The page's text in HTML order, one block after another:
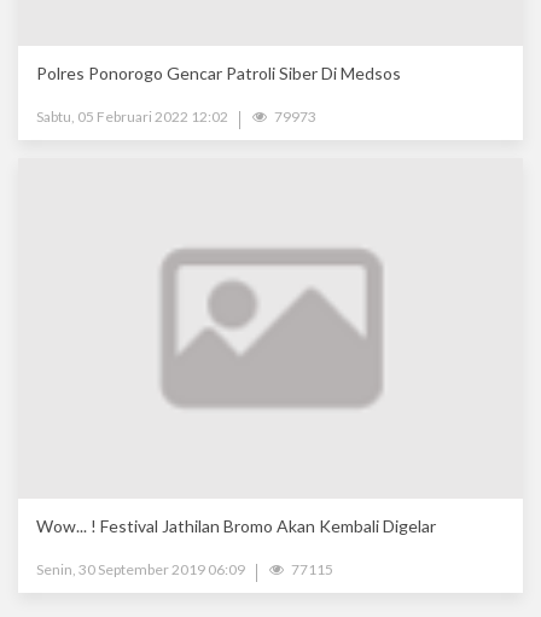
Polres Ponorogo Gencar Patroli Siber Di Medsos
Sabtu, 05 Februari 2022 12:02 79973
Wow... ! Festival Jathilan Bromo Akan Kembali Digelar
Senin, 30 September 2019 06:09 77115